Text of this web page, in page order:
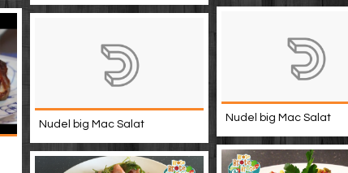
Nudel big Mac Salat
Nudel big Mac Salat